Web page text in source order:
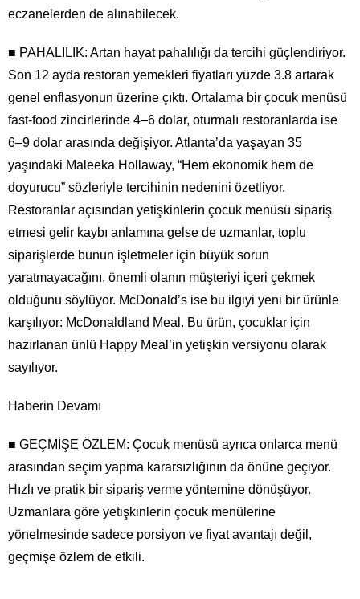
eczanelerden de alınabilecek.
■ PAHALILIK: Artan hayat pahalılığı da tercihi güçlendiriyor.
Son 12 ayda restoran yemekleri fiyatları yüzde 3.8 artarak
genel enflasyonun üzerine çıktı. Ortalama bir çocuk menüsü
fast-food zincirlerinde 4–6 dolar, oturmalı restoranlarda ise
6–9 dolar arasında değişiyor. Atlanta’da yaşayan 35
yaşındaki Maleeka Hollaway, “Hem ekonomik hem de
doyurucu” sözleriyle tercihinin nedenini özetliyor.
Restoranlar açısından yetişkinlerin çocuk menüsü sipariş
etmesi gelir kaybı anlamına gelse de uzmanlar, toplu
siparişlerde bunun işletmeler için büyük sorun
yaratmayacağını, önemli olanın müşteriyi içeri çekmek
olduğunu söylüyor. McDonald’s ise bu ilgiyi yeni bir ürünle
karşılıyor: McDonaldland Meal. Bu ürün, çocuklar için
hazırlanan ünlü Happy Meal’in yetişkin versiyonu olarak
sayılıyor.
Haberin Devamı
■ GEÇMİŞE ÖZLEM: Çocuk menüsü ayrıca onlarca menü
arasından seçim yapma kararsızlığının da önüne geçiyor.
Hızlı ve pratik bir sipariş verme yöntemine dönüşüyor.
Uzmanlara göre yetişkinlerin çocuk menülerine
yönelmesinde sadece porsiyon ve fiyat avantajı değil,
geçmişe özlem de etkili.